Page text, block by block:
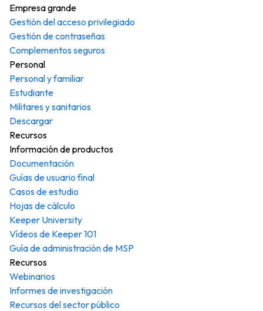
Empresa grande
Gestión del acceso privilegiado
Gestión de contraseñas
Complementos seguros
Personal
Personal y familiar
Estudiante
Militares y sanitarios
Descargar
Recursos
Información de productos
Documentación
Guías de usuario final
Casos de estudio
Hojas de cálculo
Keeper University
Vídeos de Keeper 101
Guía de administración de MSP
Recursos
Webinarios
Informes de investigación
Recursos del sector público